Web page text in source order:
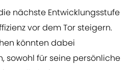
nächste Entwicklungsstufe
vor dem Tor steigern.
könnten dabei
sowohl für seine persönliche